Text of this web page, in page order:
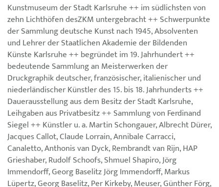
Kunstmuseum der Stadt Karlsruhe ++ im südlichsten von
zehn Lichthöfen desZKM untergebracht ++ Schwerpunkte
der Sammlung deutsche Kunst nach 1945, Absolventen
und Lehrer der Staatlichen Akademie der Bildenden
Künste Karlsruhe ++ begründet im 19. Jahrhundert ++
bedeutende Sammlung an Meisterwerken der
Druckgraphik deutscher, französischer, italienischer und
niederländischer Künstler des 15. bis 18. Jahrhunderts ++
Dauerausstellung aus dem Besitz der Stadt Karlsruhe,
Leihgaben aus Privatbesitz ++ Sammlung von Ferdinand
Siegel ++ Künstler u. a. Martin Schongauer, Albrecht Dürer,
Jacques Callot, Claude Lorrain, Annibale Carracci,
Canaletto, Anthonis van Dyck, Rembrandt van Rijn, HAP
Grieshaber, Rudolf Schoofs, Shmuel Shapiro, Jörg
Immendorff, Georg Baselitz Jörg Immendorff, Markus
Lüpertz, Georg Baselitz, Per Kirkeby, Meuser, Günther Förg,